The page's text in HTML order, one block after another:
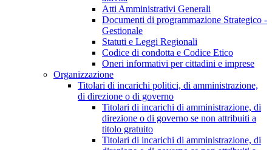
Atti Amministrativi Generali
Documenti di programmazione Strategico -
Gestionale
Statuti e Leggi Regionali
Codice di condotta e Codice Etico
Oneri informativi per cittadini e imprese
Organizzazione
Titolari di incarichi politici, di amministrazione,
di direzione o di governo
Titolari di incarichi di amministrazione, di
direzione o di governo se non attribuiti a
titolo gratuito
Titolari di incarichi di amministrazione, di